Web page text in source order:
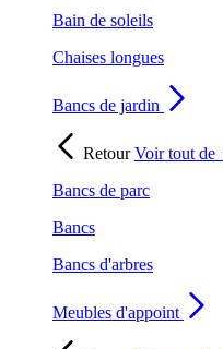
Bain de soleils
Chaises longues
Bancs de jardin
RetourVoir tout de
Bancs de parc
Bancs
Bancs d'arbres
Meubles d'appoint